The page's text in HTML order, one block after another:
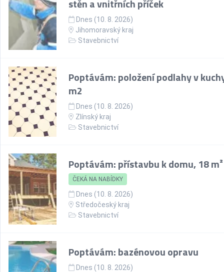
stěn a vnitřních příček
Dnes (10. 8. 2026)
Jihomoravský kraj
Stavebnictví
Poptávám: položení podlahy v
m2
Dnes (10. 8. 2026)
Zlínský kraj
Stavebnictví
Poptávám: přístavbu k domu, 18 m²
ČEKÁ NA NABÍDKY
Dnes (10. 8. 2026)
Středočeský kraj
Stavebnictví
Poptávám: bazénovou opravu
Dnes (10. 8. 2026)